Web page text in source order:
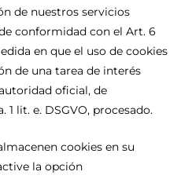
de nuestros servicios
conformidad con el Art. 6
en que el uso de cookies
de una tarea de interés
oficial, de
lit. e. DSGVO, procesado.
cookies en su
la opción